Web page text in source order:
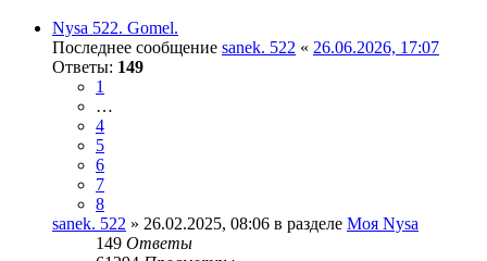
Nysa 522. Gomel.
Последнее сообщение sanek. 522 « 26.06.2026, 17:07
Ответы: 149
1
…
4
5
6
7
8
sanek. 522 » 26.02.2025, 08:06 в разделе Моя Nysa
149 Ответы